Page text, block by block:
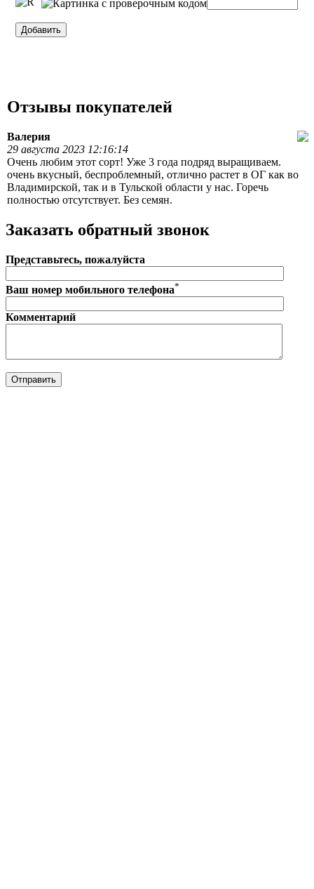
Отзывы покупателей
Валерия
29 августа 2023 12:16:14
Очень любим этот сорт! Уже 3 года подряд выращиваем.
очень вкусный, беспроблемный, отлично растет в ОГ как во
Владимирской, так и в Тульской области у нас. Горечь
полностью отсутствует. Без семян.
Заказать обратный звонок
Представьтесь, пожалуйста
Ваш номер мобильного телефона*
Комментарий